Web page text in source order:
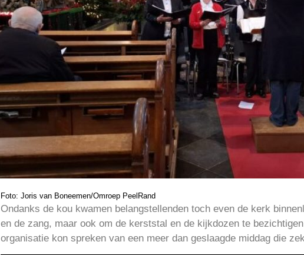
Foto: Joris van Boneemen/Omroep PeelRand
Ondanks de kou kwamen belangstellenden toch even de kerk
en de zang, maar ook om de kerststal en de kijkdozen te
organisatie kon spreken van een meer dan geslaagde middag die